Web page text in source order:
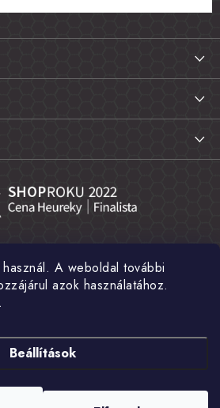
A weboldal további
azok használatához.
Beállítások
és reklamációk
. Minden jog fenntartva.Süti beállítások